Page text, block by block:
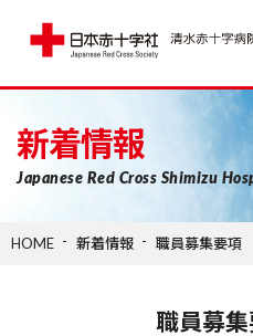
新着情報
Japanese Red Cross Shimizu
HOME 新着情報 職員募集要項
職員募